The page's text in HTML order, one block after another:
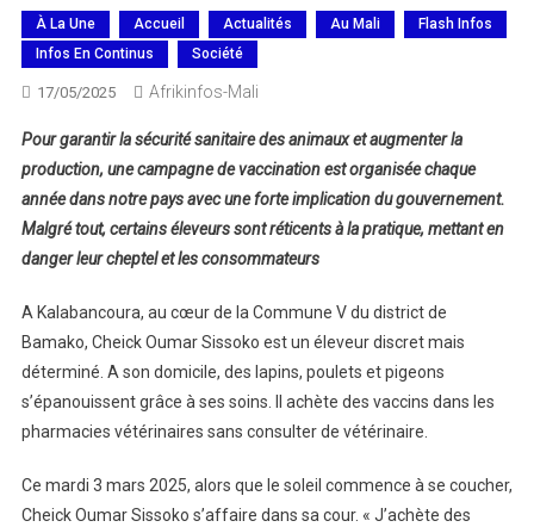
À La Une Accueil Actualités Au Mali
Flash Infos
Infos En Continus
Société
17/05/2025 Afrikinfos-Mali
Pour garantir la sécurité sanitaire des animaux et augmenter la
production, une campagne de vaccination est organisée chaque
année dans notre pays avec une forte implication du gouvernement.
Malgré tout, certains éleveurs sont réticents à la pratique, mettant en
danger leur cheptel et les consommateurs
A Kalabancoura, au cœur de la Commune V du district de
Bamako, Cheick Oumar Sissoko est un éleveur discret mais
déterminé. A son domicile, des lapins, poulets et pigeons
s’épanouissent grâce à ses soins. Il achète des vaccins dans les
pharmacies vétérinaires sans consulter de vétérinaire.
Ce mardi 3 mars 2025, alors que le soleil commence à se coucher,
Cheick Oumar Sissoko s’affaire dans sa cour. « J’achète des